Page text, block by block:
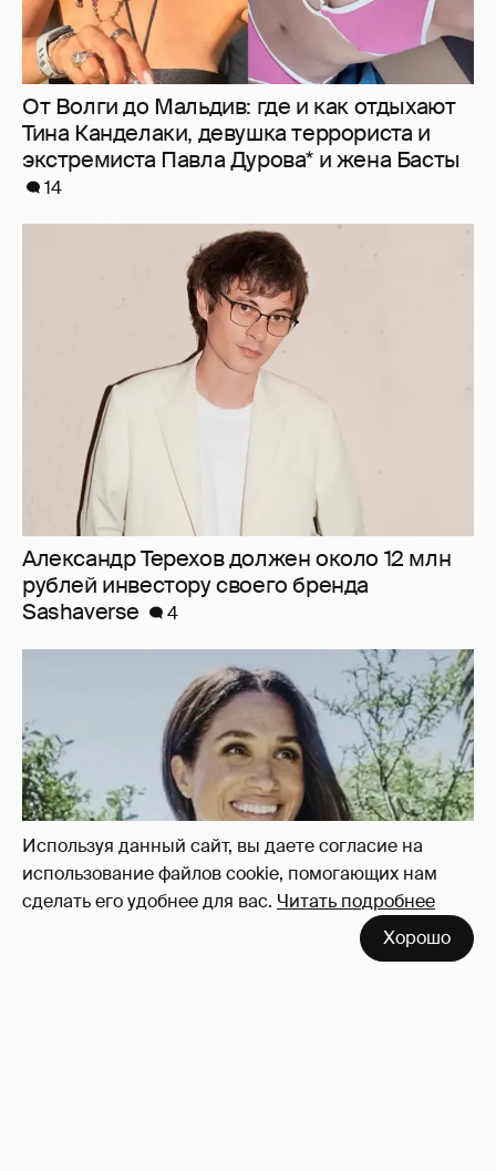
Используя данный сайт, вы даете согласие на
использование файлов cookie, помогающих нам
сделать его удобнее для вас. Читать подробнее
Хорошо
Александр Терехов должен около 12 млн
рублей инвестору своего бренда
Меган Маркл станцевала в короне в честь
своего 45-летия
11